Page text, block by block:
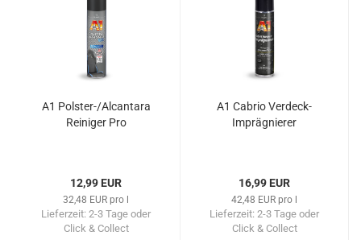
A1 Polster-/Alcantara
Reiniger Pro
12,99 EUR
32,48 EUR pro l
Lieferzeit: 2-3 Tage oder
Click & Collect
A1 Cabrio Verdeck-
Imprägnierer
16,99 EUR
42,48 EUR pro l
Lieferzeit: 2-3 Tage oder
Click & Collect